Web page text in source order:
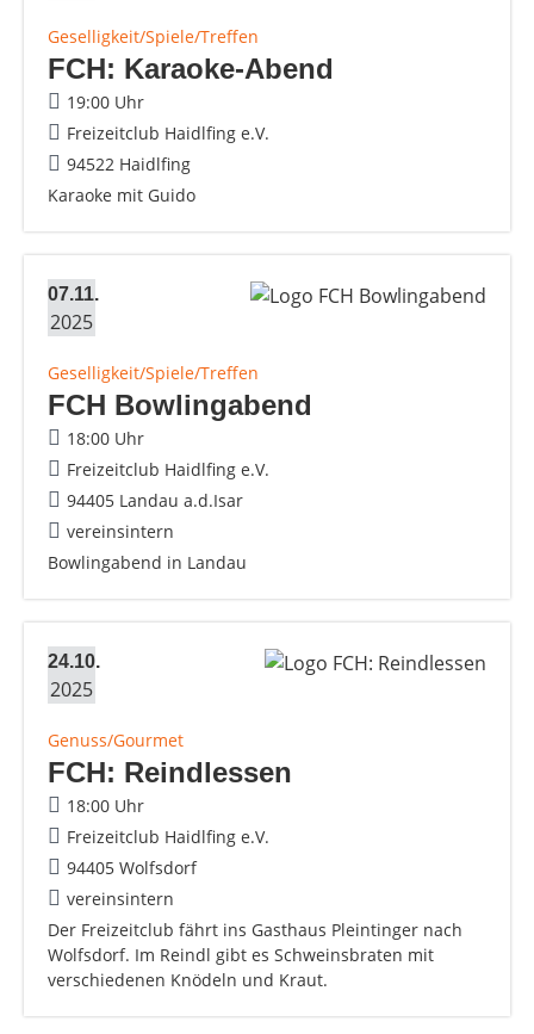
Geselligkeit/Spiele/Treffen
FCH: Karaoke-Abend
19:00 Uhr
Freizeitclub Haidlfing e.V.
94522 Haidlfing
Karaoke mit Guido
07.11.
2025
Geselligkeit/Spiele/Treffen
FCH Bowlingabend
18:00 Uhr
Freizeitclub Haidlfing e.V.
94405 Landau a.d.Isar
vereinsintern
Bowlingabend in Landau
24.10.
2025
Genuss/Gourmet
FCH: Reindlessen
18:00 Uhr
Freizeitclub Haidlfing e.V.
94405 Wolfsdorf
vereinsintern
Der Freizeitclub fährt ins Gasthaus Pleintinger nach
Wolfsdorf. Im Reindl gibt es Schweinsbraten mit
verschiedenen Knödeln und Kraut.